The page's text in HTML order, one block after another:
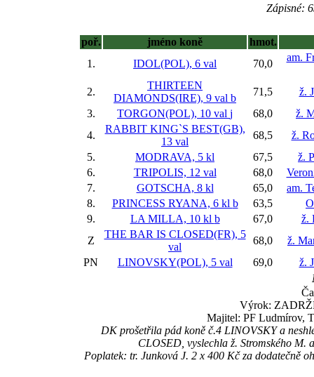
Zápisné:
poř. jméno koně
hmot.
1.
IDOL(POL), 6 val 70,0
am.
2.
THIRTEEN
DIAMONDS(IRE), 9 val b
71,5
ž.
3.
TORGON(POL), 10 val j 68,0
ž.
4.
RABBIT KING`S BEST(GB),
13 val
68,5
ž.
5.
MODRAVA, 5 kl 67,5
ž.
6.
TRIPOLIS, 12 val 68,0
7.
GOTSCHA, 8 kl 65,0
am.
8.
PRINCESS RYANA, 6 kl b 63,5
9.
LA MILLA, 10 kl b 67,0
ž.
Z
THE BAR IS CLOSED(FR), 5
val
68,0
ž.
PN
LINOVSKY(POL), 5 val 69,0
ž.
Výrok:
Majitel: PF Ludmírov,
DK prošetřila pád koně č.4 LINOVSKY a
CLOSED, vyslechla ž. Stromského M.
Poplatek: tr. Junková J. 2 x 400 Kč za dodatečně